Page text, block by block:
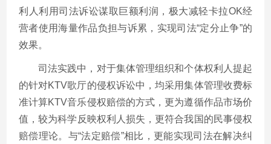
利人利用司法诉讼谋取巨额利润，极大减轻卡拉OK经
营者使用海量作品负担与诉累，实现司法“定分止争”的
效果。
司法实践中，对于集体管理组织和个体权利人提起
的针对KTV歌厅的侵权诉讼中，均采用集体管理收费标
准计算KTV音乐侵权赔偿的方式，更为遵循作品市场价
值，较为科学反映权利人损失，更符合我国的民事侵权
赔偿理论。与“法定赔偿”相比，更能实现司法在解决纠